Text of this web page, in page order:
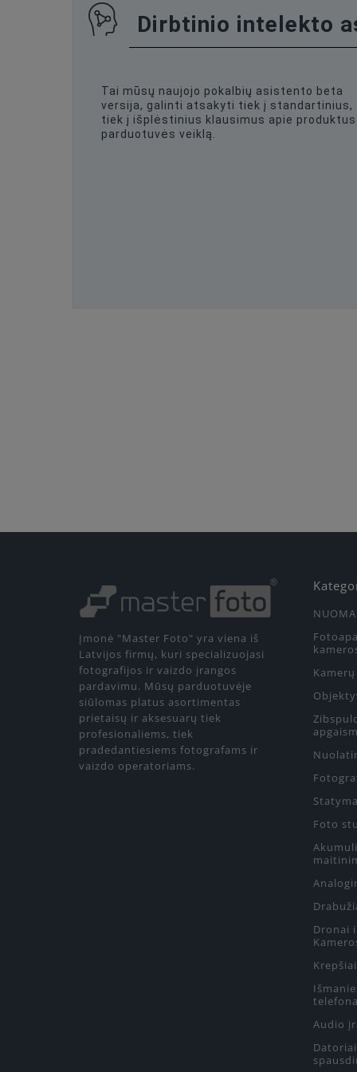
Dirbtinio intelekto
Tai mūsų naujojo pokalbių asistento beta
versija, galinti atsakyti tiek į standartinius,
tiek į išplėstinius klausimus apie
parduotuvės veiklą.
Įmonė "Master Foto" yra viena iš
Latvijos firmų, kuri specializuojasi
fotografijos ir vaizdo įrangos
pardavimu. Mūsų parduotuvėje
siūlomas platus asortimentas
prietaisų ir aksesuarų tiek
profesionaliems, tiek
pradedantiesiems fotografams ir
vaizdo operatoriams.
NUOMA
Foto
Dronai
Audio